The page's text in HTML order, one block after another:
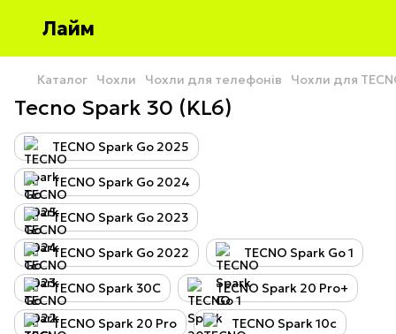
Лайм
Каталог Чохли Чохли для телефонів Чохли для
Tecno Spark 30 (KL6)
TECNO Spark Go 2025
TECNO Spark Go 2024
TECNO Spark Go 2023
TECNO Spark Go 2022 TECNO Spark Go 1
TECNO Spark 30C TECNO Spark 20 Pro+
TECNO Spark 20 Pro TECNO Spark 10c